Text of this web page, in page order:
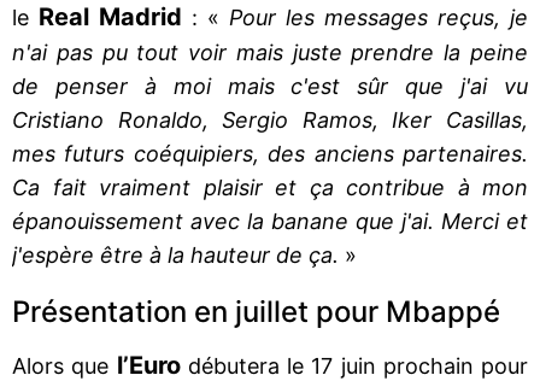
le Real Madrid : « Pour les messages reçus, je
n'ai pas pu tout voir mais juste prendre la peine
de penser à moi mais c'est sûr que j'ai vu
Cristiano Ronaldo, Sergio Ramos, Iker Casillas,
mes futurs coéquipiers, des anciens partenaires.
Ca fait vraiment plaisir et ça contribue à mon
épanouissement avec la banane que j'ai. Merci et
j'espère être à la hauteur de ça. »
Présentation en juillet pour Mbappé
Alors que l’Eurodébutera le 17 juin prochain pour